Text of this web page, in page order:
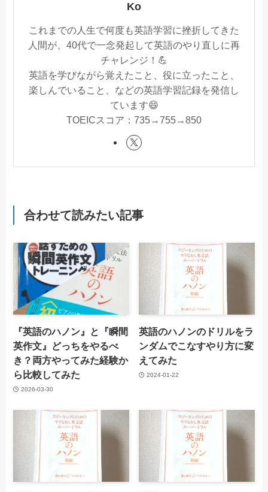
Ko
これまでの人生で何度も英語学習に挫折してきた
人間が、40代で一念発起して英語のやり直しに再
チャレンジ！💪
英語を学びながら覚えたこと、役に立ったこと、
楽しんでいること、などの英語学習記録を発信し
ています😄
TOEICスコア：735→755→850
合わせて読みたい記事
『英語のハノン』と『瞬間
英作文』どっちをやるべ
き？両方やってみた経験か
ら比較してみた
2026-03-30
英語のハノンのドリルをラ
ンダムでこなすやり方に変
えてみた
2024-01-22